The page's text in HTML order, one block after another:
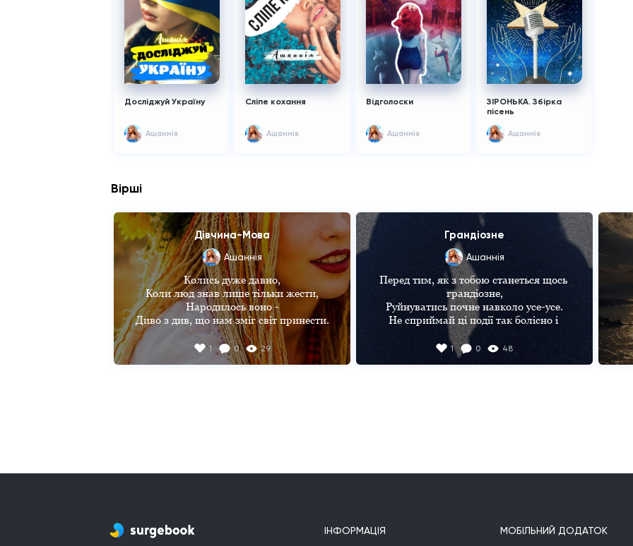
Досліджуй Україну
Ашаннiя
Сліпе кохання
Ашаннiя
Відголоски
Ашаннiя
ЗІРОНЬКА. Збірка
пісень
Ашаннiя
Вірші
Дівчина-Мова
Ашаннiя
Колись дуже давно,
Коли люд знав лише тільки жести,
Народилось воно -
Диво з див, що нам зміг світ принести.
Народилася та,
Котру мовою всі називали
1 0 29
Грандіозне
Ашаннiя
Перед тим, як з тобою станеться щось
грандіозне,
Руйнуватись почне навколо усе-усе.
Не сприймай ці події так болісно і
серйозно,
Не лякайся. Це доля успіх тобі несе.
1 0 48
ІНФОРМАЦІЯ МОБІЛЬНИЙ ДОДАТОК